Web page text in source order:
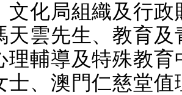
文化局組織及行政
天雲先生、教育及
理輔導及特殊教育
士、澳門仁慈堂值